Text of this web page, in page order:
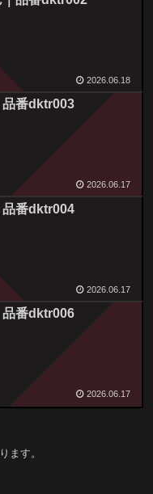
2026.06.18
品番dktr003
2026.06.17
品番dktr004
2026.06.17
品番dktr006
2026.06.17
ます。